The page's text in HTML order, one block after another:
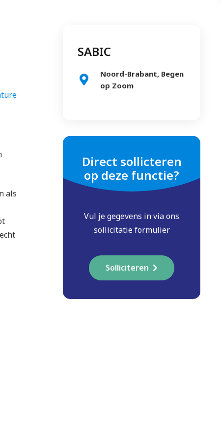
als
SABIC
Noord-Brabant, Begen
op Zoom
Direct sollicteren
op deze functie?
Vul je gegevens in via ons
sollicitatie formulier
Solliciteren